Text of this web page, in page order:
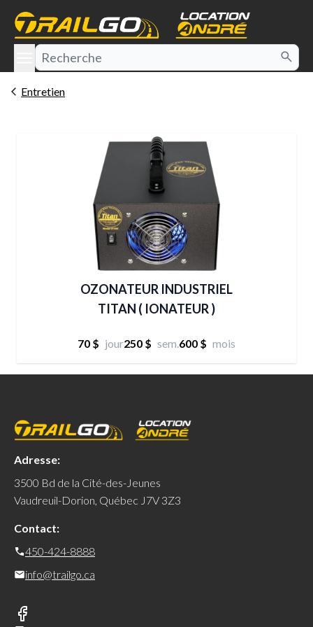
menu
Entretien
OZONATEUR INDUSTRIEL
TITAN ( IONATEUR )
70 $ jour250 $ sem.600 $ mois
Adresse:
3500 Bd de la Cité-des-Jeunes
Vaudreuil-Dorion, Québec J7V 3Z3
Contact:
450-424-8888
info@trailgo.ca